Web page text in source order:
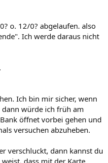
o. 12/0? abgelaufen. also
Ich werde daraus nicht
Ich bin mir sicher, wenn
würde ich früh am
öffnet vorbei gehen und
versuchen abzuheben.
verschluckt, dann kannst du
dass mit der Karte